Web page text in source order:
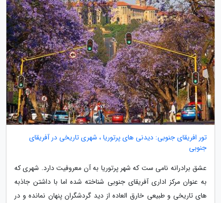
تور افریقای جنوبی: دیدنی های پرتوریا ، شهری تاریخی در آفریقای
جنوبی
عشق برادرانه نامی ست که شهر پرتوریا به آن معروفیت دارد. شهری که
به عنوان مرکز اداری آفریقای جنوبی شناخته شده اما با داشتن جاذبه
های تاریخی و طبیعی خارق العاده از دید گردشگران پنهان نمانده و در